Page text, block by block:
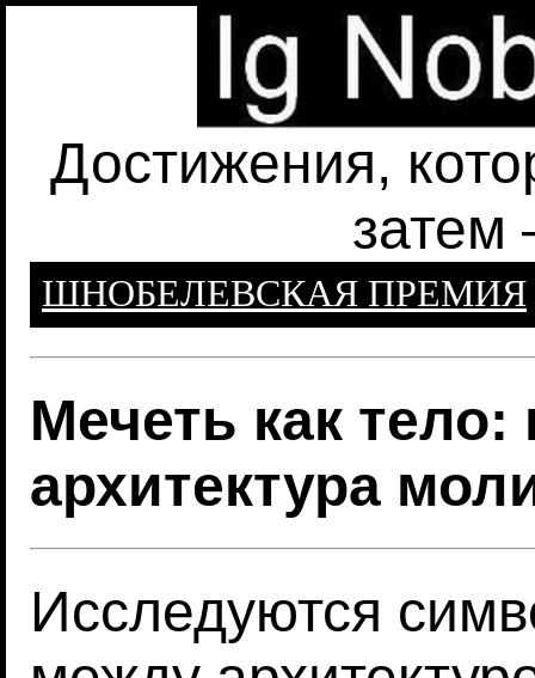
Достижения,
затем
ШНОБЕЛЕВСКАЯ ПРЕМИЯ
Мечеть как
архитектура
Исследуются